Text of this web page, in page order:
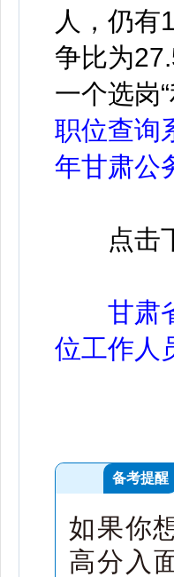
人，仍有
争比为
一个选岗
职位查询
年甘肃公
点击
甘肃
位工作人
备考提醒
如果你
高分入